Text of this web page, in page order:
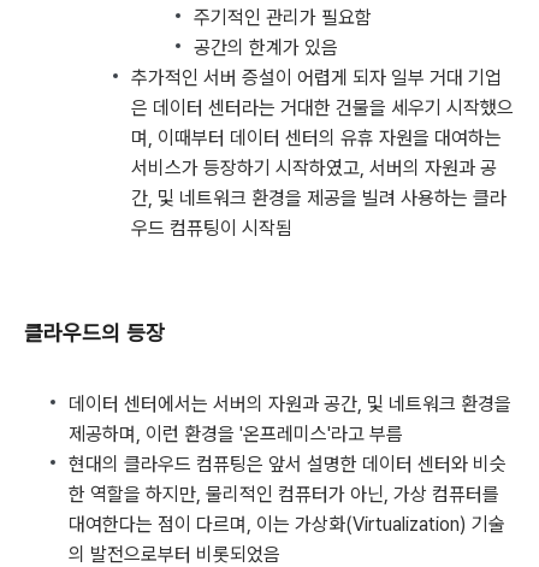
주기적인 관리가 필요함
공간의 한계가 있음
추가적인 서버 증설이 어렵게 되자 일부 거대 기업
은 데이터 센터라는 거대한 건물을 세우기 시작했으
며, 이때부터 데이터 센터의 유휴 자원을 대여하는
서비스가 등장하기 시작하였고, 서버의 자원과 공
간, 및 네트워크 환경을 제공을 빌려 사용하는 클라
우드 컴퓨팅이 시작됨
클라우드의 등장
데이터 센터에서는 서버의 자원과 공간, 및 네트워크 환경을
제공하며, 이런 환경을 '온프레미스'라고 부름
현대의 클라우드 컴퓨팅은 앞서 설명한 데이터 센터와 비슷
한 역할을 하지만, 물리적인 컴퓨터가 아닌, 가상 컴퓨터를
대여한다는 점이 다르며, 이는 가상화(Virtualization) 기술
의 발전으로부터 비롯되었음